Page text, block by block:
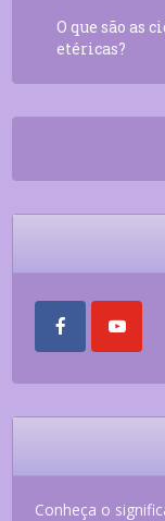
O que são as
etéricas?
Conheça o